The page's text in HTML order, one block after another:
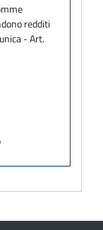
redditi
- Art.